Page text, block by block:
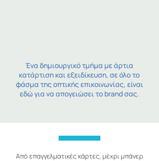
Ένα δημιουργικό τμήμα με άρτια
κατάρτιση και εξειδίκευση, σε όλο το
φάσμα της οπτικής επικοινωνίας, είναι
εδώ για να απογειώσει το brand σας.
Από επαγγελματικές κάρτες, μέχρι μπάνερ